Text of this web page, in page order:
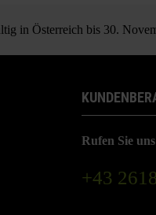
in Österreich bis 30.
Rufen Sie
+43